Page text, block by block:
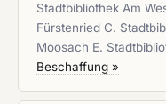
Stadtbibliothek Am
Fürstenried C.
Moosach E.
Beschaffung »